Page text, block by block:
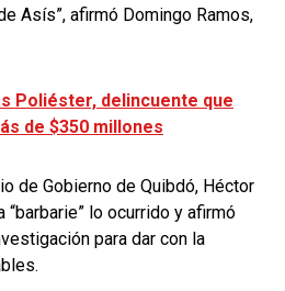
Asís”, afirmó Domingo Ramos,
Poliéster, delincuente que
de $350 millones
de Gobierno de Quibdó, Héctor
“barbarie” lo ocurrido y afirmó
para dar con la